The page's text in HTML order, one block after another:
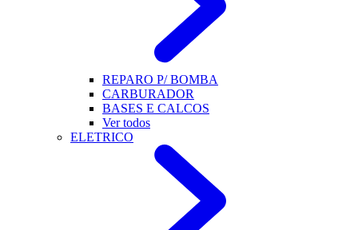
REPARO P/ BOMBA
CARBURADOR
BASES E CALCOS
Ver todos
ELETRICO